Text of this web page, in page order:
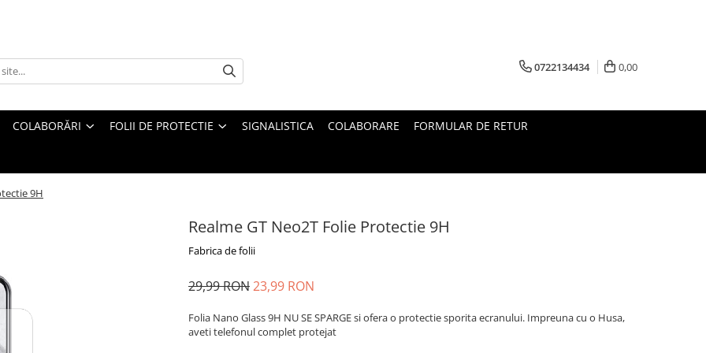
0722134434 0,00
COLABORĂRI FOLII DE PROTECTIE SIGNALISTICA COLABORARE FORMULAR DE RETUR
9H
Realme GT Neo2T Folie Protectie 9H
Fabrica de folii
29,99 RON23,99 RON
Folia Nano Glass 9H NU SE SPARGE si ofera o protectie sporita ecranului. Impreuna cu o Husa,
aveti telefonul complet protejat